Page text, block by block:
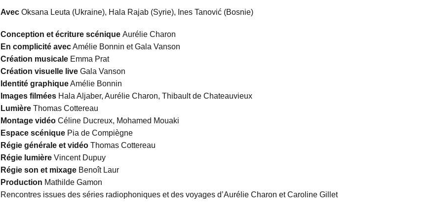
Avec Oksana Leuta (Ukraine), Hala Rajab (Syrie), Ines Tanović (Bosnie)
Conception et écriture scénique Aurélie Charon
En complicité avecAmélie Bonnin et Gala Vanson
Création musicaleEmma Prat
Création visuelle liveGala Vanson
Identité graphiqueAmélie Bonnin
Images filméesHala Aljaber, Aurélie Charon, Thibault de Chateauvieux
Lumière Thomas Cottereau
Montage vidéoCéline Ducreux, Mohamed Mouaki
Espace scéniquePia de Compiègne
Régie générale et vidéo Thomas Cottereau
Régie lumière Vincent Dupuy
Régie son et mixage Benoît Laur
Production Mathilde Gamon
Rencontres issues des séries radiophoniques et des voyages d’Aurélie Charon et Caroline Gillet